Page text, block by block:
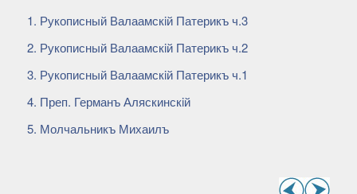
Рукописный Валаамскiй Патерикъ ч.3
Рукописный Валаамскiй Патерикъ ч.2
Рукописный Валаамскiй Патерикъ ч.1
Преп. Германъ Аляскинскiй
Молчальникъ Михаилъ